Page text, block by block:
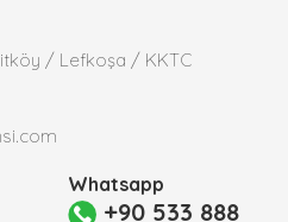
/ Lefkoşa / KKTC
Whatsapp
+90 533 888